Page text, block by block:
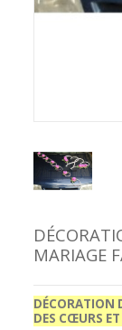
MARIAGE
DÉCORATION
DES CŒURS ET